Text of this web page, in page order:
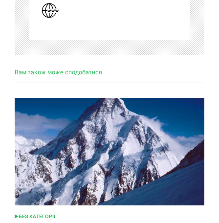
Вам також може сподобатися
ОПУБЛІКУВАТИ
БЕЗ КАТЕГОРІЇ